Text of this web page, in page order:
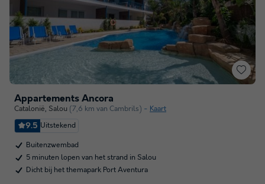
Appartements Ancora
Catalonië, Salou (7,6 km van Cambrils) Kaart
9.5 Uitstekend
Buitenzwembad
5 minuten lopen van het strand in Salou
Dicht bij het themapark Port Aventura